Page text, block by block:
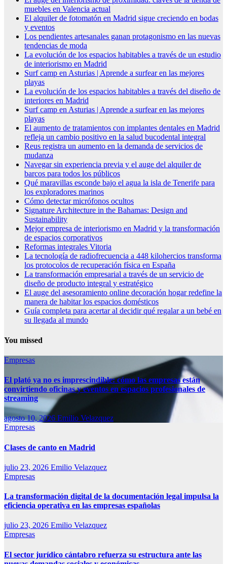
muebles en Valencia actual
El alquiler de fotomatón en Madrid sigue creciendo en bodas
y eventos
Los pendientes artesanales ganan protagonismo en las nuevas
tendencias de moda
La evolución de los espacios habitables a través de un estudio
de interiorismo en Madrid
Surf camp en Asturias | Aprende a surfear en las mejores
playas
La evolución de los espacios habitables a través del diseño de
interiores en Madrid
Surf camp en Asturias | Aprende a surfear en las mejores
playas
El aumento de tratamientos con implantes dentales en Madrid
refleja un cambio positivo en la salud bucodental integral
Reus registra un aumento en la demanda de servicios de
mudanza
Navegar sin experiencia previa y el auge del alquiler de
barcos para todos los públicos
Qué maravillas esconde bajo el agua la isla de Tenerife para
los exploradores marinos
Cómo detectar micrófonos ocultos
Signature Architecture in the Bahamas: Design and
Sustainability
Mejor empresa de interiorismo en Madrid y la transformación
de espacios corporativos
Reformas integrales Vitoria
La tecnología de radiofrecuencia a 448 kilohercios transforma
los protocolos de recuperación física en España
La transformación empresarial a través de un servicio de
diseño de producto integral y estratégico
El auge del asesoramiento online decoración hogar redefine la
manera de habitar los espacios domésticos
Guía completa para acertar al decidir qué regalar a un bebé en
su llegada al mundo
You missed
Empresas
El plató ya no es imprescindible: cómo las empresas están
convirtiendo oficinas y eventos en espacios profesionales de
streaming
agosto 10, 2026 Emilio Velazquez
Empresas
Clases de canto en Madrid
julio 23, 2026 Emilio Velazquez
Empresas
La transformación digital de la documentación legal impulsa la
eficiencia operativa en las empresas españolas
julio 23, 2026 Emilio Velazquez
Empresas
El sector jurídico cántabro refuerza su estructura ante las